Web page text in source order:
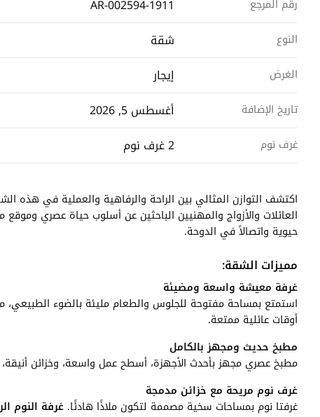
رقم المرجع AR-002594-1911
النوع شقة
الغرض إيجار
تاريخ الإضافة أغسطس 5, 2026
غرف نوم 2 غرف نوم
اكتشف التوازن المثالي بين الراحة والرفاهية والعملية في هذه
العائلات والأزواج والمهنيين الباحثين عن أسلوب حياة عصري
حيوية واتصالاً في الدوحة.
مميزات الشقة:
غرفة معيشة واسعة ومضيئة
استمتع بمساحة مفتوحة للجلوس والطعام مليئة بالضوء الطبيعي،
أوقات عائلية ممتعة.
مطبخ حديث ومجهز بالكامل
مطبخ عصري مجهز بأحدث الأجهزة، أسطح عمل واسعة، وخزائن أنيقة،
غرف نوم مريحة مع خزائن مدمجة
غرفتا نوم بمساحات سخية مصممة لتكون ملاذًا هادئًا. غرفة النوم